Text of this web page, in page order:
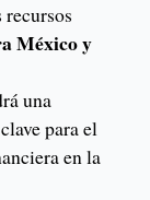
México y
una
para el
en la